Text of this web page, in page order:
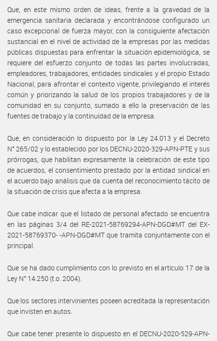
Que, en este mismo orden de ideas, frente a la gravedad de la
emergencia sanitaria declarada y encontrándose configurado un
caso excepcional de fuerza mayor, con la consiguiente afectación
sustancial en el nivel de actividad de la empresas por las medidas
públicas dispuestas para enfrentar la situación epidemiológica, se
requiere del esfuerzo conjunto de todas las partes involucradas,
empleadores, trabajadores, entidades sindicales y el propio Estado
Nacional, para afrontar el contexto vigente, privilegiando el interés
común y priorizando la salud de los propios trabajadores y de la
comunidad en su conjunto, sumado a ello la preservación de las
fuentes de trabajo y la continuidad de la empresa.
Que, en consideración lo dispuesto por la Ley 24.013 y el Decreto
N° 265/02 y lo establecido por los DECNU-2020-329-APN-PTE y sus
prórrogas, que habilitan expresamente la celebración de este tipo
de acuerdos, el consentimiento prestado por la entidad sindical en
el acuerdo bajo análisis que da cuenta del reconocimiento tácito de
la situación de crisis que afecta a la empresa.
Que cabe indicar que el listado de personal afectado se encuentra
en las páginas 3/4 del RE-2021-58769294-APN-DGD#MT del EX-
2021-58769370- -APN-DGD#MT que tramita conjuntamente con el
principal.
Que se ha dado cumplimiento con lo previsto en el artículo 17 de la
Ley N° 14.250 (t.o. 2004).
Que los sectores intervinientes poseen acreditada la representación
que invisten en autos.
Que cabe tener presente lo dispuesto en el DECNU-2020-529-APN-